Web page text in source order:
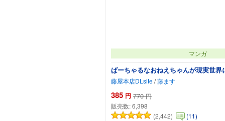
マンガ
ばーちゃるなおねえちゃんが現実世
藤屋本店DLsite/藤ます
385 円 770 円
販売数:6,398
(2,442)
(11)